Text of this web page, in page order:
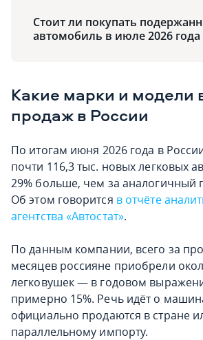
Стоит ли покупать
автомобиль в июле 2026 года
Какие марки и модели
продаж в России
По итогам июня 2026 года в
почти 116,3 тыс. новых легковых
29% больше, чем за аналогичный
Об этом говорится в отчёте
агентства «Автостат».
По данным компании, всего за
месяцев россияне приобрели
легковушек — в годовом
примерно 15%. Речь идёт о
официально продаются в стране
параллельному импорту.